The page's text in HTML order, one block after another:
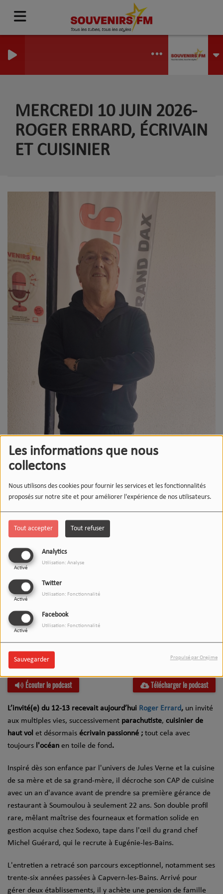
Les informations que nous
collectons
Nous utilisons des cookies pour fournir les services et les fonctionnalités
proposés sur notre site et pour améliorer l'expérience de nos utilisateurs.
Tout accepter Tout refuser
Analytics
Activé
Utilisation: Analyse
Twitter
Activé
Utilisation: Fonctionnalité
Facebook
Activé
Utilisation: Fonctionnalité
Sauvegarder Propulsé par Orejime
MERCREDI 10 JUIN 2026-
ROGER ERRARD, ÉCRIVAIN
ET CUISINIER
10 JUIN 2026
Écouter le podcast
Télécharger le podcast
L’invité(e) du 12-13 recevait aujourd’hui Roger Errard, un invité
aux multiples vies, successivement parachutiste, cuisinier de
haut vol et désormais écrivain passionné ; tout cela avec
toujours l'océan en toile de fond.
Inspiré dès son enfance par l'univers de Jules Verne et la cuisine
de sa mère et de sa grand-mère, il décroche son CAP de cuisine
avec un an d'avance avant de prendre sa première gérance de
restaurant à Soumoulou à seulement 22 ans. Son double profil
rare, mêlant maîtrise des fourneaux et formation solide en
gestion acquise chez Sodexo, tape dans l'œil du grand chef
Michel Guérard, qui le recrute à Eugénie-les-Bains.
L'entretien a retracé son parcours exceptionnel, notamment ses
trente-six années passées à Capvern-les-Bains. Arrivé pour
gérer deux établissements, il y achète une pension de famille